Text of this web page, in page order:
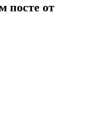
посте от